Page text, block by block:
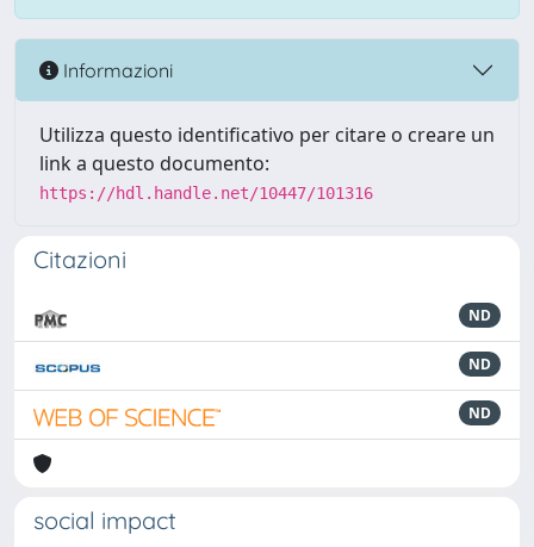
Informazioni
Utilizza questo identificativo per citare o creare un
link a questo documento:
https://hdl.handle.net/10447/101316
Citazioni
ND
ND
ND
social impact